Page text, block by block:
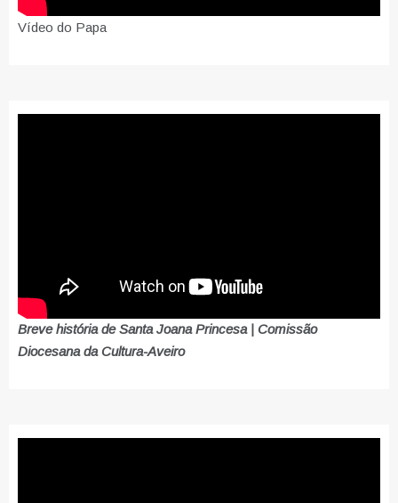
Vídeo do Papa
Breve história de Santa Joana Princesa | Comissão
Diocesana da Cultura-Aveiro